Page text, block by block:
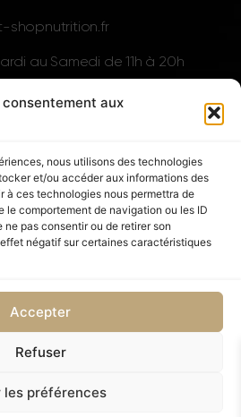
consentement aux
nous utilisons des technologies
et/ou accéder aux informations des
à ces technologies nous permettra de
le comportement de navigation ou les ID
pas consentir ou de retirer son
négatif sur certaines caractéristiques
Accepter
Refuser
les préférences
shopnutrition.fr
au Samedi de 11h à 20h
UTILES